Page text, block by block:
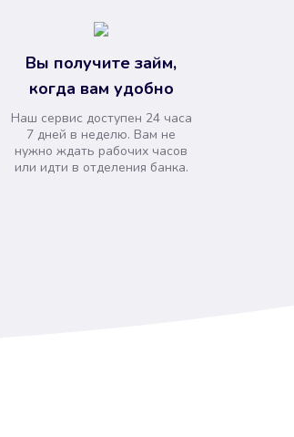
Вы получите займ,
когда вам удобно
Наш сервис доступен 24 часа
7 дней в неделю. Вам не
нужно ждать рабочих часов
или идти в отделения банка.